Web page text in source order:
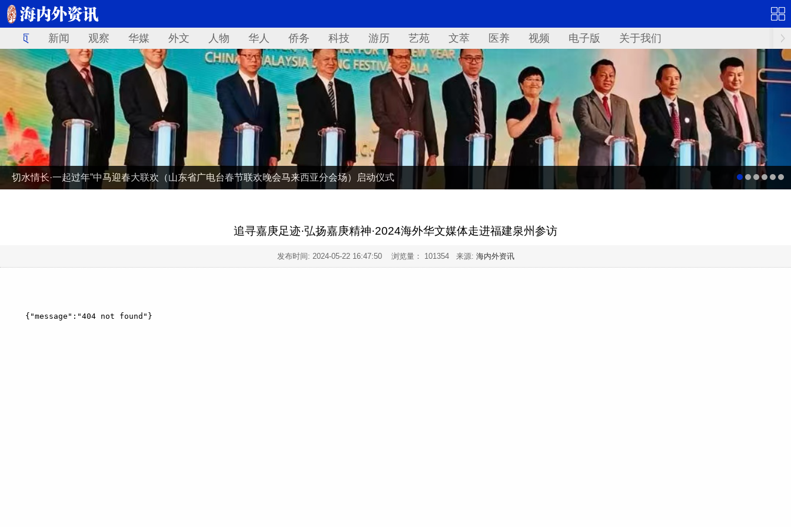
首页 新闻 观察 华媒 外文 人物 华人 侨务 科技 游历 艺苑 文萃 医养 视频 电子版 关于我们
切水情长·一起过年”中马迎春大联欢（山东省广电台春节联欢晚会马来西亚分会场）启动仪式
追寻嘉庚足迹·弘扬嘉庚精神·2024海外华文媒体走进福建泉州参访
发布时间: 2024-05-22 16:47:50浏览量： 101354 来源: 海内外资讯